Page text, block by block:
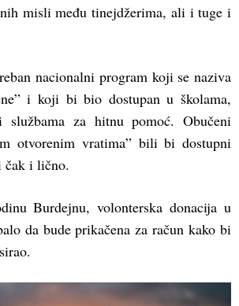
misli među tinejdžerima, ali i tuge i
nacionalni program koji se naziva
i koji bi bio dostupan u školama,
službama za hitnu pomoć. Obučeni
otvorenim vratima” bili bi dostupni
čak i lično.
Burdejnu, volonterska donacija u
da bude prikačena za račun kako bi